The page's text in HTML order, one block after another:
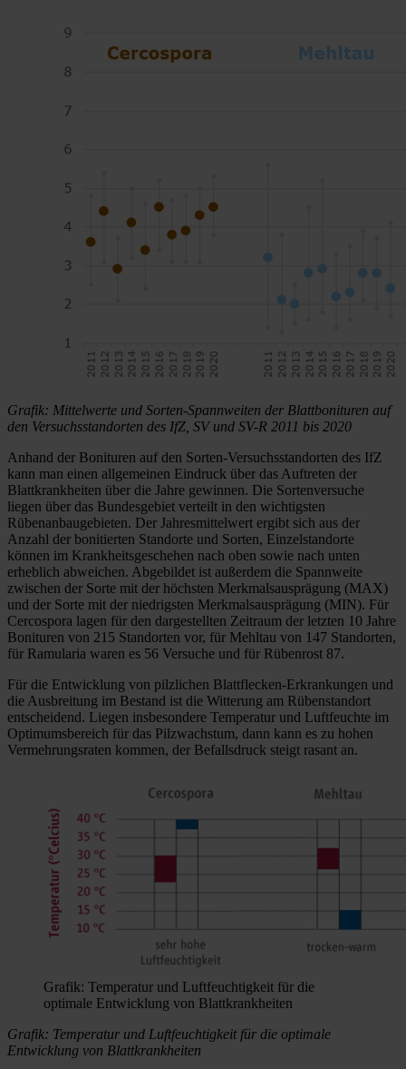
Grafik: Mittelwerte und Sorten-Spannweiten der Blattbonituren auf
den Versuchsstandorten des IfZ, SV und SV-R 2011 bis 2020
Anhand der Bonituren auf den Sorten-Versuchsstandorten des IfZ
kann man einen allgemeinen Eindruck über das Auftreten der
Blattkrankheiten über die Jahre gewinnen. Die Sortenversuche
liegen über das Bundesgebiet verteilt in den wichtigsten
Rübenanbaugebieten. Der Jahresmittelwert ergibt sich aus der
Anzahl der bonitierten Standorte und Sorten, Einzelstandorte
können im Krankheitsgeschehen nach oben sowie nach unten
erheblich abweichen. Abgebildet ist außerdem die Spannweite
zwischen der Sorte mit der höchsten Merkmalsausprägung (MAX)
und der Sorte mit der niedrigsten Merkmalsausprägung (MIN). Für
Cercospora lagen für den dargestellten Zeitraum der letzten 10 Jahre
Bonituren von 215 Standorten vor, für Mehltau von 147 Standorten,
für Ramularia waren es 56 Versuche und für Rübenrost 87.
Für die Entwicklung von pilzlichen Blattflecken-Erkrankungen und
die Ausbreitung im Bestand ist die Witterung am Rübenstandort
entscheidend. Liegen insbesondere Temperatur und Luftfeuchte im
Optimumsbereich für das Pilzwachstum, dann kann es zu hohen
Vermehrungsraten kommen, der Befallsdruck steigt rasant an.
Grafik: Temperatur und Luftfeuchtigkeit für die
optimale Entwicklung von Blattkrankheiten
Grafik: Temperatur und Luftfeuchtigkeit für die optimale
Entwicklung von Blattkrankheiten